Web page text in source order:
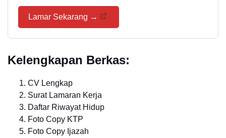
Lamar Sekarang →
Kelengkapan Berkas:
CV Lengkap
Surat Lamaran Kerja
Daftar Riwayat Hidup
Foto Copy KTP
Foto Copy Ijazah